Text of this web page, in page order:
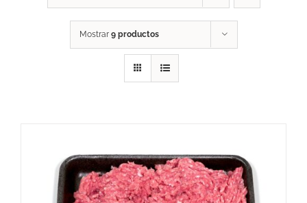
Mostrar 9 productos